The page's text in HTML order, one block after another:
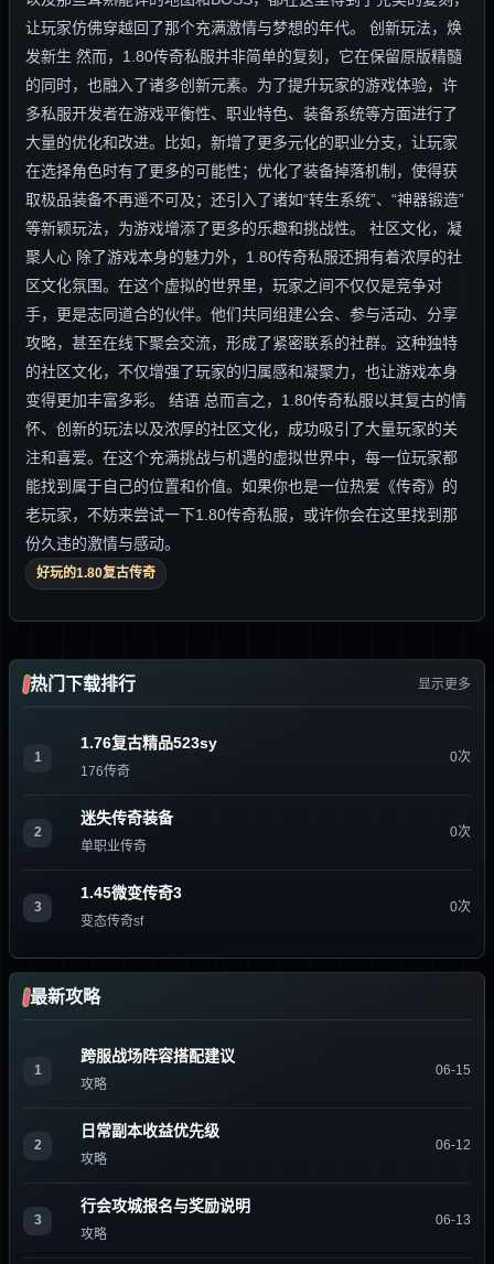
让玩家仿佛穿越回了那个充满激情与梦想的年代。 创新玩法，焕
发新生 然而，1.80传奇私服并非简单的复刻，它在保留原版精髓
的同时，也融入了诸多创新元素。为了提升玩家的游戏体验，许
多私服开发者在游戏平衡性、职业特色、装备系统等方面进行了
大量的优化和改进。比如，新增了更多元化的职业分支，让玩家
在选择角色时有了更多的可能性；优化了装备掉落机制，使得获
取极品装备不再遥不可及；还引入了诸如“转生系统”、“神器锻造”
等新颖玩法，为游戏增添了更多的乐趣和挑战性。 社区文化，凝
聚人心 除了游戏本身的魅力外，1.80传奇私服还拥有着浓厚的社
区文化氛围。在这个虚拟的世界里，玩家之间不仅仅是竞争对
手，更是志同道合的伙伴。他们共同组建公会、参与活动、分享
攻略，甚至在线下聚会交流，形成了紧密联系的社群。这种独特
的社区文化，不仅增强了玩家的归属感和凝聚力，也让游戏本身
变得更加丰富多彩。 结语 总而言之，1.80传奇私服以其复古的情
怀、创新的玩法以及浓厚的社区文化，成功吸引了大量玩家的关
注和喜爱。在这个充满挑战与机遇的虚拟世界中，每一位玩家都
能找到属于自己的位置和价值。如果你也是一位热爱《传奇》的
老玩家，不妨来尝试一下1.80传奇私服，或许你会在这里找到那
份久违的激情与感动。
好玩的1.80复古传奇
热门下载排行 显示更多
1
1.76复古精品523sy
176传奇
0次
2
迷失传奇装备
单职业传奇
0次
3
1.45微变传奇3
变态传奇sf
0次
最新攻略
1
跨服战场阵容搭配建议
攻略
06-15
2
日常副本收益优先级
攻略
06-12
3
行会攻城报名与奖励说明
攻略
06-13